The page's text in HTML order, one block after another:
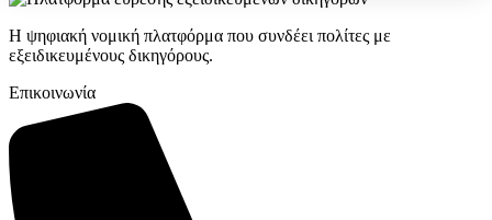
Η ψηφιακή νομική πλατφόρμα που συνδέει πολίτες με
εξειδικευμένους δικηγόρους.
Επικοινωνία